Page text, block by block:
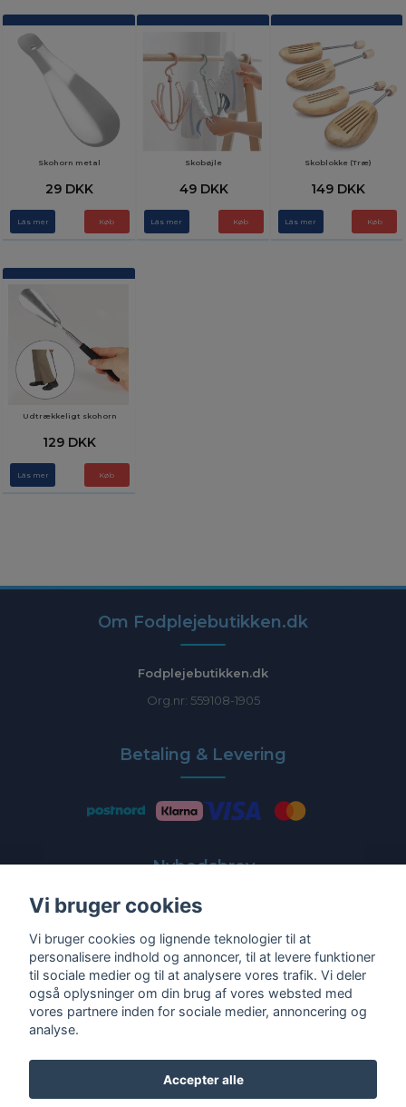
Skohorn metal
29 DKK
Läs mer
Skobøjle
49 DKK
Läs mer
Skoblokke (Træ)
149 DKK
Läs mer Køb
Udtrækkeligt skohorn
129 DKK
Läs mer
Om Fodplejebutikken.dk
Fodplejebutikken.dk
Org.nr: 559108-1905
Betaling & Levering
Nyhedsbrev
Få de nyeste tilbud og nyheder direkte i din indbakke
E-post
Vi bruger cookies
Vi bruger cookies og lignende teknologier til at
personalisere indhold og annoncer, til at levere funktioner
til sociale medier og til at analysere vores trafik. Vi deler
også oplysninger om din brug af vores websted med
vores partnere inden for sociale medier, annoncering og
analyse.
Accepter alle